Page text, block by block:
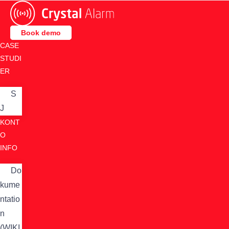
Skip
contentBook demo
CASE
STUDI
ER
S
J
KONT
O
INFO
Do
kume
ntatio
n